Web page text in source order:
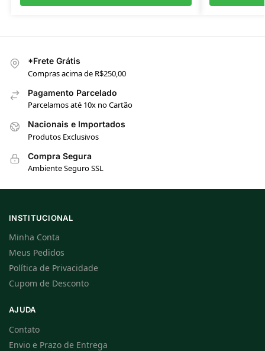
*Frete Grátis
Compras acima de R$250,00
Pagamento Parcelado
Parcelamos até 10x no Cartão
Nacionais e Importados
Produtos Exclusivos
Compra Segura
Ambiente Seguro SSL
INSTITUCIONAL
Minha Conta
Meus Pedidos
Política de Privacidade
Cupom de Desconto
AJUDA
Contato
Envio e Prazo de Entrega